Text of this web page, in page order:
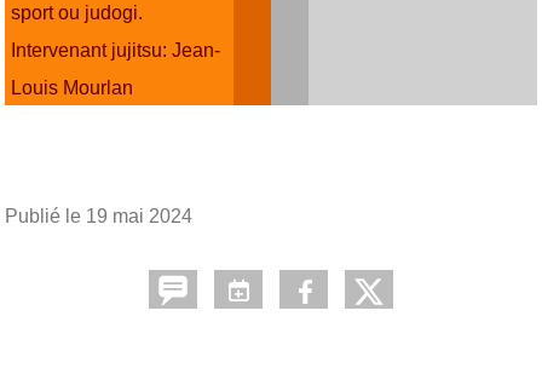
sport ou judogi.
Intervenant jujitsu: Jean-
Louis Mourlan
Publié le 19 mai 2024